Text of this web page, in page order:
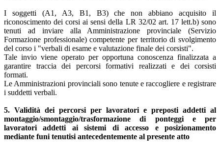
I soggetti (A1, A3, B1, B3) che non abbiano acquisito il
riconoscimento dei corsi ai sensi della LR 32/02 art. 17 lett.b) sono
tenuti ad inviare alla Amministrazione provinciale (Servizio
Formazione professionale) competente per territorio di svolgimento
del corso i "verbali di esame e valutazione finale dei corsisti".
Tale invio viene operato per opportuna conoscenza finalizzata a
garantire traccia dei percorsi formativi realizzati e dei corsisti
formati.
Le Amministrazioni provinciali sono tenute e raccogliere e registrare
i suddetti verbali.
5. Validità dei percorsi per lavoratori e preposti addetti al
montaggio/smontaggio/trasformazione di ponteggi e per
lavoratori addetti ai sistemi di accesso e posizionamento
mediante funi tenutisi antecedentemente al presente atto